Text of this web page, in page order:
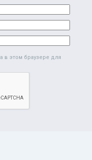
в этом браузере для